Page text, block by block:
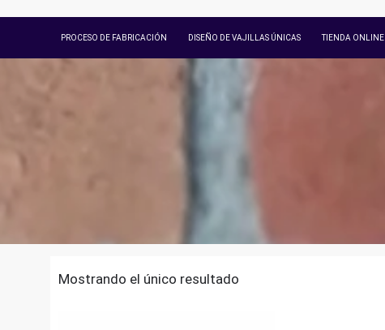
PROCESO DE FABRICACIÓN DISEÑO DE VAJILLAS ÚNICAS TIENDA ONLINE
Mostrando el único resultado